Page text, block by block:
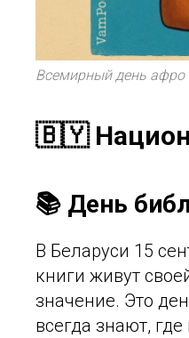
Всемирный день афро
🇧🇾
📚 День
В Беларуси 15
книги живут
значение. Это
всегда знают,